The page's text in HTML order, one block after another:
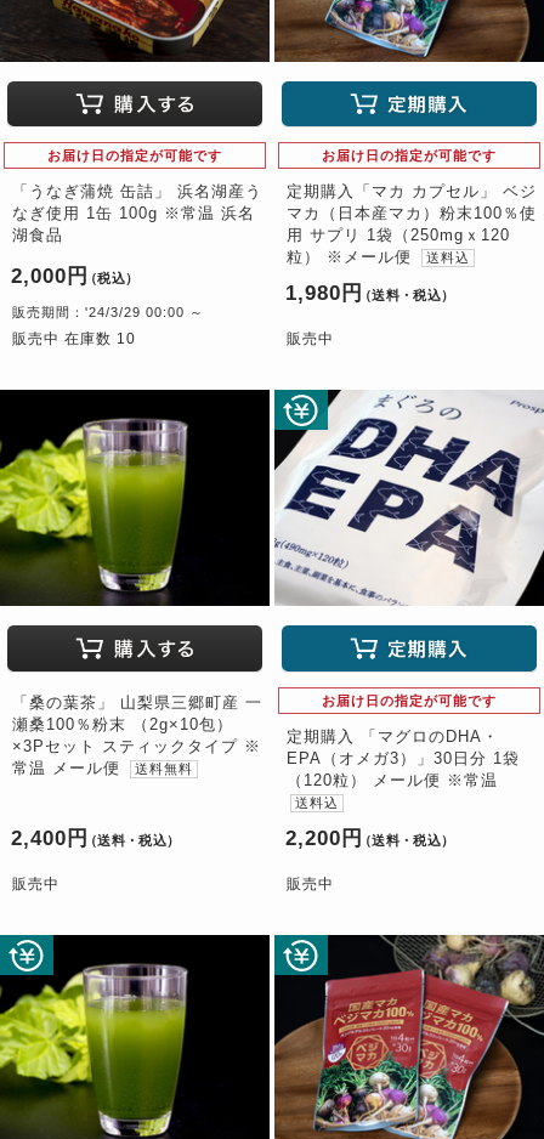
お届け日の指定が可能です
「うなぎ蒲焼 缶詰」 浜名湖産う
なぎ使用 1缶 100g ※常温 浜名
湖食品
2,000円 （税込）
販売期間：'24/3/29 00:00 ～
販売中 在庫数 10
お届け日の指定が可能です
定期購入「マカ カプセル」 ベジ
マカ（日本産マカ）粉末100％使
用 サプリ 1袋（250mgｘ120
粒） ※メール便
送料込
1,980円 （送料・税込）
販売中
「桑の葉茶」 山梨県三郷町産 一
瀬桑100％粉末 （2g×10包）
×3Pセット スティックタイプ ※
常温 メール便
送料無料
2,400円 （送料・税込）
販売中
お届け日の指定が可能です
定期購入 「マグロのDHA・
EPA（オメガ3）」30日分 1袋
（120粒） メール便 ※常温
送料込
2,200円 （送料・税込）
販売中